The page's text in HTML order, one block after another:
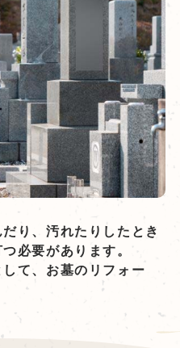
り、汚れたりしたとき
必要があります。
て、お墓のリフォー